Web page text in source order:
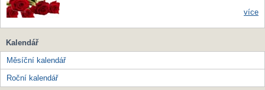
více
Kalendář
Měsíční kalendář
Roční kalendář